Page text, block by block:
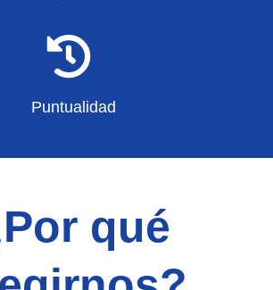
Puntualidad
qué